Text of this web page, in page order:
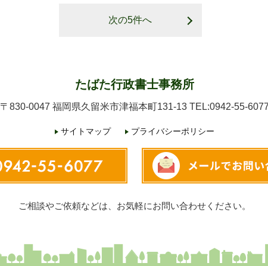
次の5件へ
たばた行政書士事務所
〒830-0047 福岡県久留米市津福本町131‐13 TEL:0942-55-
サイトマップ プライバシーポリシー
ご相談やご依頼などは、 お気軽にお問い合わせください。